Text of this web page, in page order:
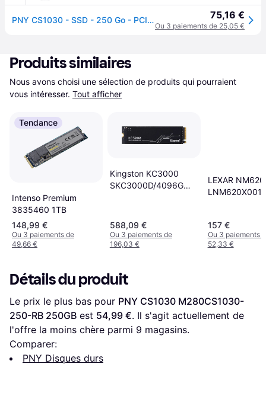
PNY CS1030 - SSD - 250 Go - PCIe 3.0 x4 (NVMe) 75,16 €
Ou 3 paiements de 25,05 €
Produits similaires
Nous avons choisi une sélection de produits qui pourraient
vous intéresser. Tout afficher
Tendance
Intenso Premium
3835460 1TB
148,99 €
Ou 3 paiements de
49,66 €
Kingston KC3000
SKC3000D/4096G
588,09 €
Ou 3 paiements de
196,03 €
LEXAR NM620
157 €
Ou 3 paiements
52,33 €
Détails du produit
Le prix le plus bas pour PNY CS1030 M280CS1030-
250-RB 250GB est 54,99 €. Il s'agit actuellement de
l'offre la moins chère parmi 9 magasins.
Comparer:
PNY Disques durs